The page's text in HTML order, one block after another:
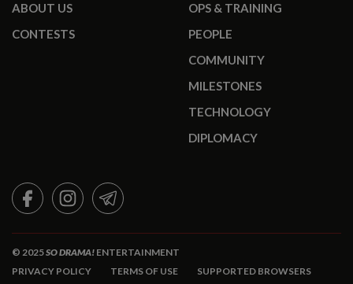
ABOUT US
CONTESTS
OPS & TRAINING
PEOPLE
COMMUNITY
MILESTONES
TECHNOLOGY
DIPLOMACY
FACEBOOKINSTAGRAMTELEGRAM
© 2025SO DRAMA! ENTERTAINMENT
PRIVACY POLICY
TERMS OF USE SUPPORTED BROWSERS